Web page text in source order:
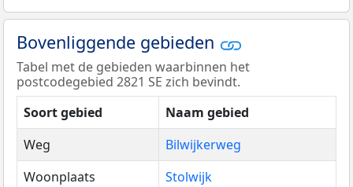
Bovenliggende gebieden
Tabel met de gebieden waarbinnen het
postcodegebied 2821 SE zich bevindt.
Soort gebied
Naam gebied
Weg
Bilwijkerweg
Woonplaats
Stolwijk